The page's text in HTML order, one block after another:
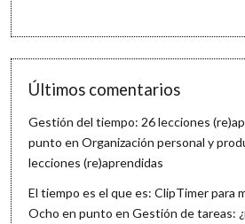
Últimos comentarios
Gestión del tiempo: 26 lecciones
punto enOrganización personal y
lecciones (re)aprendidas
El tiempo es el que es: ClipTimer para
Ocho en punto enGestión de tareas: